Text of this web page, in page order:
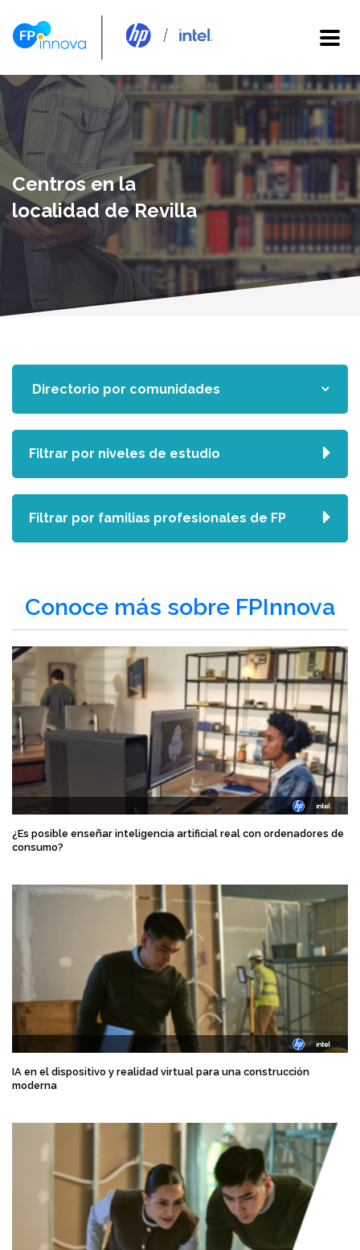
Centros en la
localidad de Revilla
Conoce más sobre FPInnova
¿Es posible enseñar inteligencia artificial real con ordenadores de
consumo?
IA en el dispositivo y realidad virtual para una construcción
moderna
Filtrar por niveles de estudio
Filtrar por familias profesionales de FP